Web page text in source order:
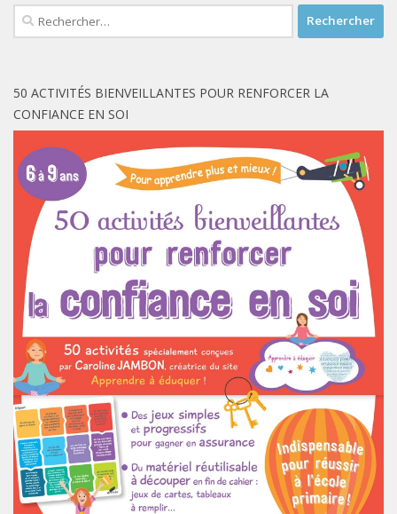
Rechercher :
50 ACTIVITÉS BIENVEILLANTES POUR RENFORCER LA
CONFIANCE EN SOI